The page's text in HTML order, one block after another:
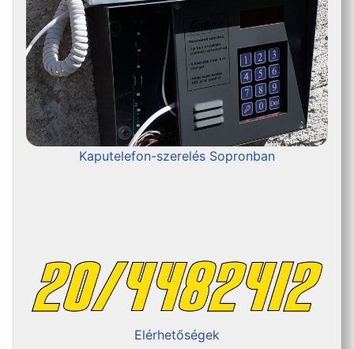
Kaputelefon-szerelés Sopronban
Elérhetőségek